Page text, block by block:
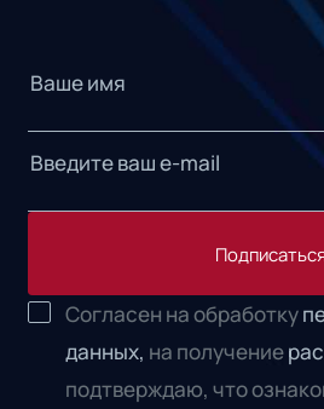
Согласен на обработку
данных, на получение
подтверждаю, что